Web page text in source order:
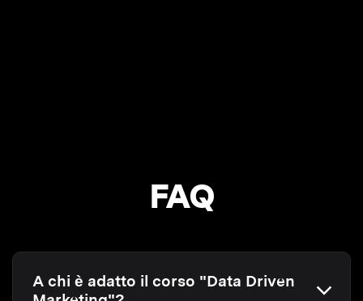
FAQ
A chi è adatto il corso "Data Driven